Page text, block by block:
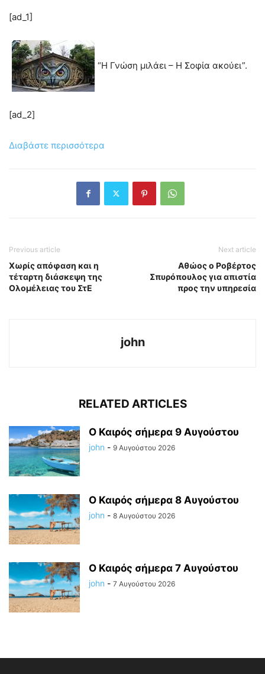
[ad_1]
“Η Γνώση μιλάει – Η Σοφία ακούει”.
[ad_2]
Διαβάστε περισσότερα
Previous article
Χωρίς απόφαση και η
τέταρτη διάσκεψη της
Ολομέλειας του ΣτΕ
Next article
Αθώος ο Ροβέρτος
Σπυρόπουλος για απιστία
προς την υπηρεσία
john
RELATED ARTICLES
Ο Καιρός σήμερα 9 Αυγούστου
john - 9 Αυγούστου 2026
Ο Καιρός σήμερα 8 Αυγούστου
john - 8 Αυγούστου 2026
Ο Καιρός σήμερα 7 Αυγούστου
john - 7 Αυγούστου 2026